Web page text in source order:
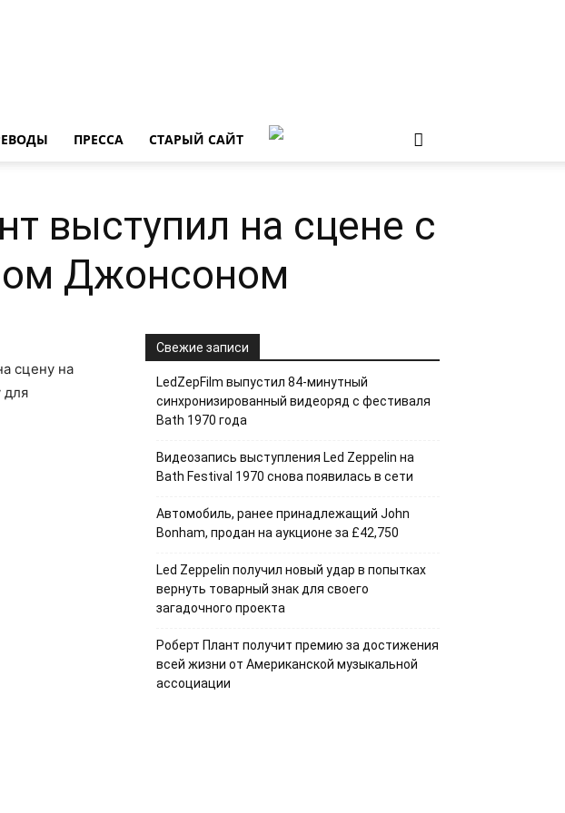
ПРЕССА СТАРЫЙ САЙТ
выступил на сцене с
Джонсоном
сцену на
для
Свежие записи
LedZepFilm выпустил 84-минутный
синхронизированный видеоряд с фестиваля
Bath 1970 года
Видеозапись выступления Led Zeppelin на
Bath Festival 1970 снова появилась в сети
Автомобиль, ранее принадлежащий John
Bonham, продан на аукционе за £42,750
Led Zeppelin получил новый удар в попытках
вернуть товарный знак для своего
загадочного проекта
Роберт Плант получит премию за достижения
всей жизни от Американской музыкальной
ассоциации